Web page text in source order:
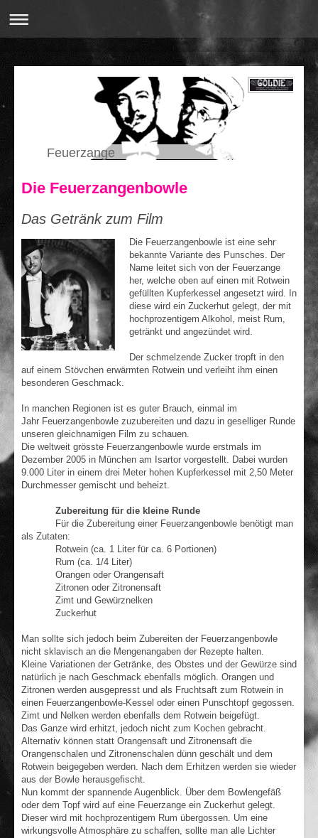
Feuerzange
Die Feuerzangenbowle
Das Getränk zum Film
Die Feuerzangenbowle ist eine sehr
bekannte Variante des Punsches. Der
Name leitet sich von der Feuerzange
her, welche oben auf einen mit Rotwein
gefüllten Kupferkessel angesetzt wird. In
diese wird ein Zuckerhut gelegt, der mit
hochprozentigem Alkohol, meist Rum,
getränkt und angezündet wird.
Der schmelzende Zucker tropft in den
auf einem Stövchen erwärmten Rotwein und verleiht ihm einen
besonderen Geschmack.
In manchen Regionen ist es guter Brauch, einmal im
Jahr Feuerzangenbowle zuzubereiten und dazu in geselliger Runde
unseren gleichnamigen Film zu schauen.
Die weltweit grösste Feuerzangenbowle wurde erstmals im
Dezember 2005 in München am Isartor vorgestellt. Dabei wurden
9.000 Liter in einem drei Meter hohen Kupferkessel mit 2,50 Meter
Durchmesser gemischt und beheizt.
Zubereitung für die kleine Runde
Für die Zubereitung einer Feuerzangenbowle benötigt man
als Zutaten:
Rotwein (ca. 1 Liter für ca. 6 Portionen)
Rum (ca. 1/4 Liter)
Orangen oder Orangensaft
Zitronen oder Zitronensaft
Zimt und Gewürznelken
Zuckerhut
Man sollte sich jedoch beim Zubereiten der Feuerzangenbowle
nicht sklavisch an die Mengenangaben der Rezepte halten.
Kleine Variationen der Getränke, des Obstes und der Gewürze sind
natürlich je nach Geschmack ebenfalls möglich. Orangen und
Zitronen werden ausgepresst und als Fruchtsaft zum Rotwein in
einen Feuerzangenbowle-Kessel oder einen Punschtopf gegossen.
Zimt und Nelken werden ebenfalls dem Rotwein beigefügt.
Das Ganze wird erhitzt, jedoch nicht zum Kochen gebracht.
Alternativ können statt Orangensaft und Zitronensaft die
Orangenschalen und Zitronenschalen dünn geschält und dem
Rotwein beigegeben werden. Nach dem Erhitzen werden sie wieder
aus der Bowle herausgefischt.
Nun kommt der spannende Augenblick. Über dem Bowlengefäß
oder dem Topf wird auf eine Feuerzange ein Zuckerhut gelegt.
Dieser wird mit hochprozentigem Rum übergossen. Um eine
wirkungsvolle Atmosphäre zu schaffen, sollte man alle Lichter